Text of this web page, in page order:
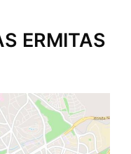
ERMITAS